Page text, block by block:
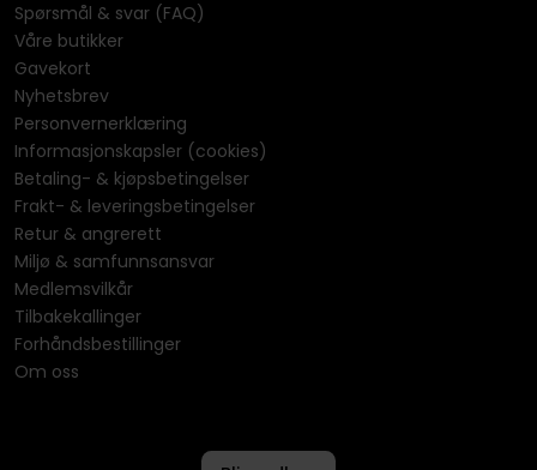
Spørsmål & svar (FAQ)
Våre butikker
Gavekort
Nyhetsbrev
Personvernerklæring
Informasjonskapsler (cookies)
Betaling- & kjøpsbetingelser
Frakt- & leveringsbetingelser
Retur & angrerett
Miljø & samfunnsansvar
Medlemsvilkår
Tilbakekallinger
Forhåndsbestillinger
Om oss